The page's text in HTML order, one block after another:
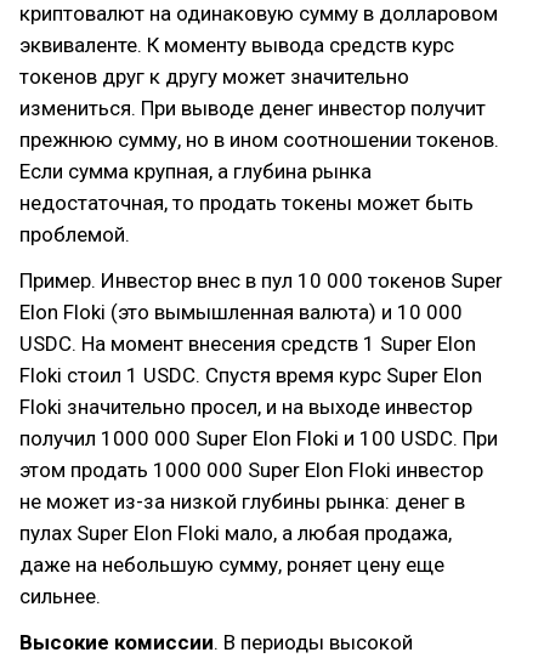
криптовалют на одинаковую сумму в долларовом
эквиваленте. К моменту вывода средств курс
токенов друг к другу может значительно
измениться. При выводе денег инвестор получит
прежнюю сумму, но в ином соотношении токенов.
Если сумма крупная, а глубина рынка
недостаточная, то продать токены может быть
проблемой.
Пример. Инвестор внес в пул 10 000 токенов Super
Elon Floki (это вымышленная валюта) и 10 000
USDC. На момент внесения средств 1 Super Elon
Floki стоил 1 USDC. Спустя время курс Super Elon
Floki значительно просел, и на выходе инвестор
получил 1000 000 Super Elon Floki и 100 USDC. При
этом продать 1000 000 Super Elon Floki инвестор
не может из-за низкой глубины рынка: денег в
пулах Super Elon Floki мало, а любая продажа,
даже на небольшую сумму, роняет цену еще
сильнее.
Высокие комиссии. В периоды высокой